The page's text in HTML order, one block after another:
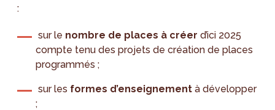
:
sur le nombre de places à créer d’ici 2025
compte tenu des projets de création de places
programmés ;
sur les formes d’enseignement à développer
;